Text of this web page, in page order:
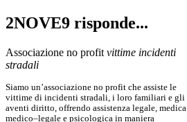
2NOVE9 risponde...
Associazione no profit vittime incidenti
stradali
Siamo un’associazione no profit che assiste le
vittime di incidenti stradali, i loro familiari e gli
aventi diritto, offrendo assistenza legale, medica
medico–legale e psicologica in maniera